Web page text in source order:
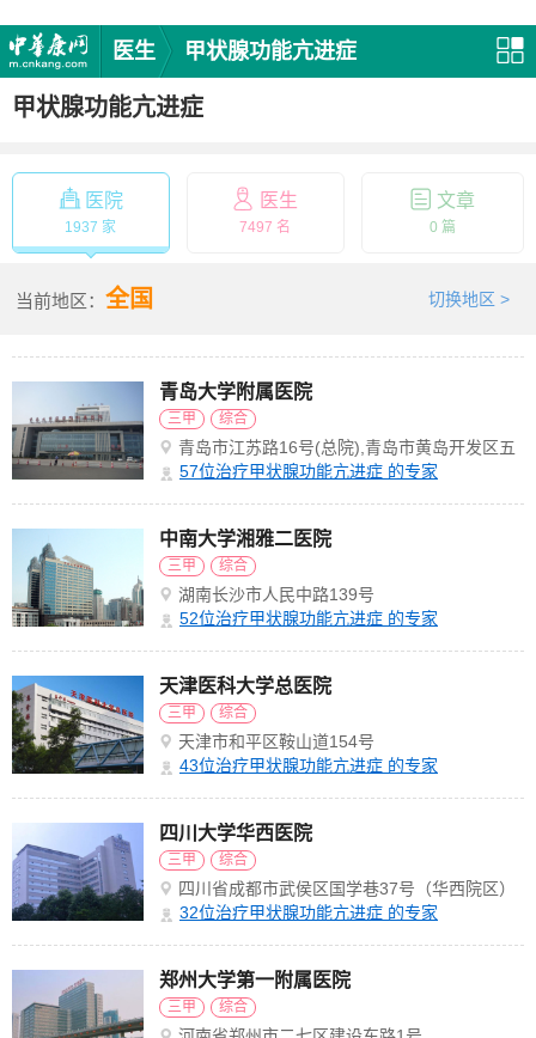
医生 甲状腺功能亢进症
甲状腺功能亢进症
医院
1937 家
医生
7497 名
文章
0 篇
当前地区： 全国 切换地区 >
青岛大学附属医院
三甲 综合
青岛市江苏路16号(总院),青岛市黄岛开发区五
台山路1677号(黄岛分院),青岛市崂山区海尔路
区)
57位治疗甲状腺功能亢进症 的专家
中南大学湘雅二医院
三甲 综合
湖南长沙市人民中路139号
52位治疗甲状腺功能亢进症 的专家
天津医科大学总医院
三甲 综合
天津市和平区鞍山道154号
43位治疗甲状腺功能亢进症 的专家
四川大学华西医院
三甲 综合
四川省成都市武侯区国学巷37号（华西院区）
32位治疗甲状腺功能亢进症 的专家
郑州大学第一附属医院
三甲 综合